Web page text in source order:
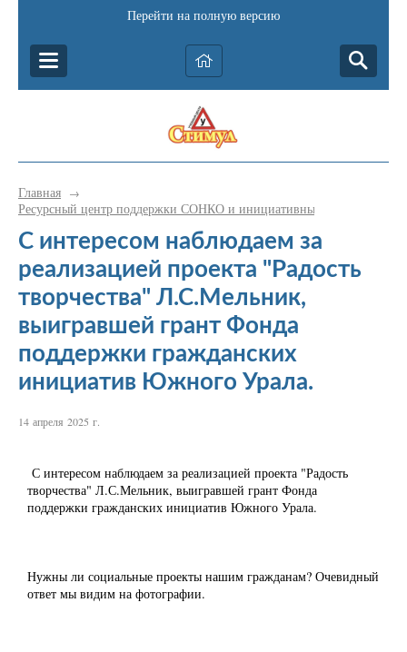
Перейти на полную версию
Главная →
Ресурсный центр поддержки СОНКО и инициативных граждан
С интересом наблюдаем за
реализацией проекта "Радость
творчества" Л.С.Мельник,
выигравшей грант Фонда
поддержки гражданских
инициатив Южного Урала.
14 апреля 2025 г.
С интересом наблюдаем за реализацией проекта "Радость
творчества" Л.С.Мельник, выигравшей грант Фонда
поддержки гражданских инициатив Южного Урала.
Нужны ли социальные проекты нашим гражданам? Очевидный
ответ мы видим на фотографии.